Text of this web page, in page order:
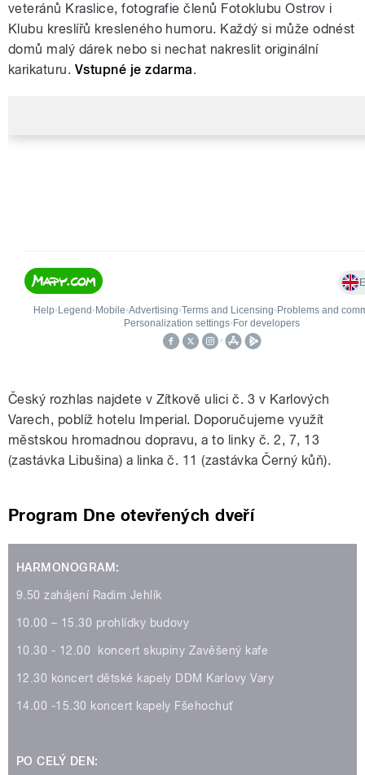
veteránů Kraslice, fotografie členů Fotoklubu Ostrov i
Klubu kreslířů kresleného humoru. Každý si může odnést
domů malý dárek nebo si nechat nakreslit originální
karikaturu. Vstupné je zdarma.
Český rozhlas najdete v Zítkově ulici č. 3 v Karlových
Varech, poblíž hotelu Imperial. Doporučujeme využít
městskou hromadnou dopravu, a to linky č. 2, 7, 13
(zastávka Libušina) a linka č. 11 (zastávka Černý kůň).
Program Dne otevřených dveří
HARMONOGRAM:
9.50 zahájení Radim Jehlík
10.00 – 15.30 prohlídky budovy
10.30 - 12.00 koncert skupiny Zavěšený kafe
12.30 koncert dětské kapely DDM Karlovy Vary
14.00 -15.30 koncert kapely Fšehochuť
PO CELÝ DEN: